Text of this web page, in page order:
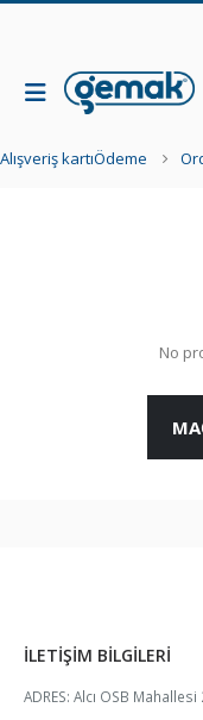
Alışveriş kartıÖdeme
No
İLETIŞIM BILGILERI
ADRES: Alcı OSB Mahallesi